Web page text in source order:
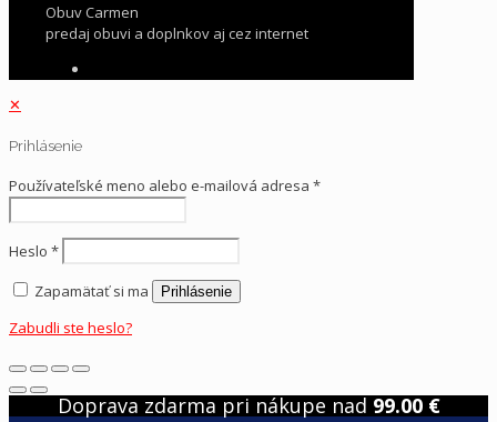
Obuv Carmen
predaj obuvi a doplnkov aj cez internet
✕
Prihlásenie
Používateľské meno alebo e-mailová adresa *
Heslo *
Zapamätať si ma
Prihlásenie
Zabudli ste heslo?
Doprava zdarma pri nákupe nad 99.00 €